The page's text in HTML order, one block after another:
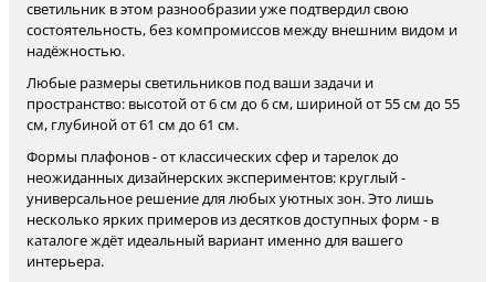
светильник в этом разнообразии уже подтвердил свою
состоятельность, без компромиссов между внешним видом и
надёжностью.
Любые размеры светильников под ваши задачи и
пространство: высотой от 6 см до 6 см, шириной от 55 см до 55
см, глубиной от 61 см до 61 см.
Формы плафонов - от классических сфер и тарелок до
неожиданных дизайнерских экспериментов: круглый -
универсальное решение для любых уютных зон. Это лишь
несколько ярких примеров из десятков доступных форм - в
каталоге ждёт идеальный вариант именно для вашего
интерьера.